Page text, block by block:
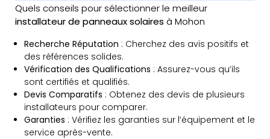
Quels conseils pour sélectionner le meilleur
installateur de panneaux solaires à Mohon
Recherche Réputation : Cherchez des avis positifs et
des références solides.
Vérification des Qualifications : Assurez-vous qu’ils
sont certifiés et qualifiés.
Devis Comparatifs : Obtenez des devis de plusieurs
installateurs pour comparer.
Garanties : Vérifiez les garanties sur l’équipement et le
service après-vente.